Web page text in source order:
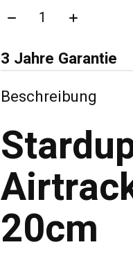
Menge:
3 Jahre Garantie
Beschreibung
20cm